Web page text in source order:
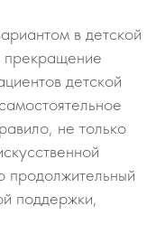
в детской
прекращение
детской
не только
продолжительный
поддержки,